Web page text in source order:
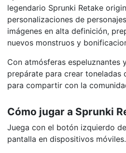
legendario Sprunki Retake
personalizaciones de
imágenes en alta definición,
nuevos monstruos y
Con atmósferas espeluznantes
prepárate para crear toneladas
para compartir con la
Cómo jugar a Sprunki
Juega con el botón izquierdo
pantalla en dispositivos móviles.